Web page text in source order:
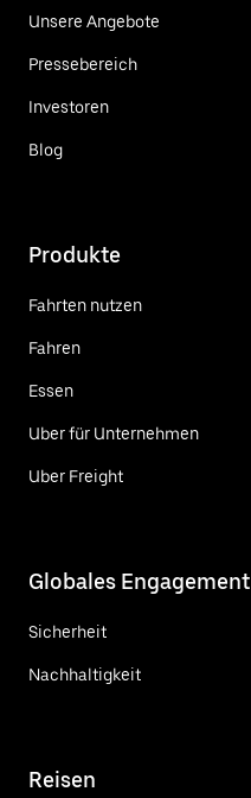
Unsere Angebote
Pressebereich
Investoren
Blog
Produkte
Fahrten nutzen
Fahren
Essen
Uber für Unternehmen
Uber Freight
Globales Engagement
Sicherheit
Nachhaltigkeit
Reisen